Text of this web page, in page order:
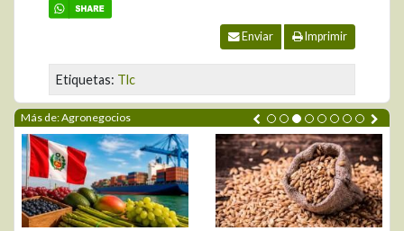
Enviar Imprimir
Etiquetas: Tlc
Más de: Agronegocios